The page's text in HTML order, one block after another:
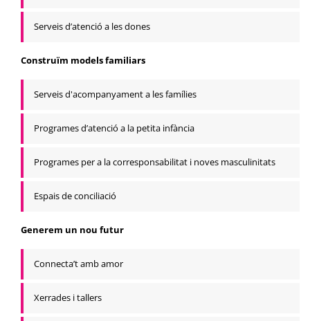
Serveis d’atenció a les dones
Construïm models familiars
Serveis d'acompanyament a les famílies
Programes d’atenció a la petita infància
Programes per a la corresponsabilitat i noves masculinitats
Espais de conciliació
Generem un nou futur
Connecta’t amb amor
Xerrades i tallers